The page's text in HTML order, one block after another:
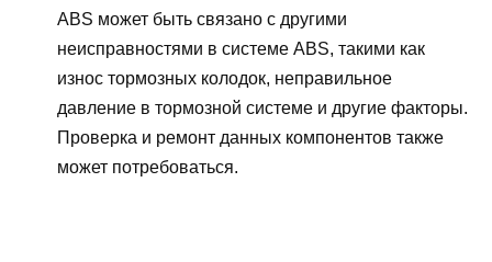
ABS может быть связано с другими
неисправностями в системе ABS, такими как
износ тормозных колодок, неправильное
давление в тормозной системе и другие факторы.
Проверка и ремонт данных компонентов также
может потребоваться.